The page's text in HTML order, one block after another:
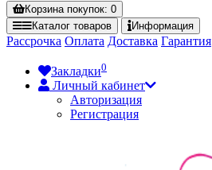
Корзинапокупок: 0
Каталог товаров Информация
Рассрочка Оплата Доставка Гарантия
Закладки0
Личный кабинет
Авторизация
Регистрация